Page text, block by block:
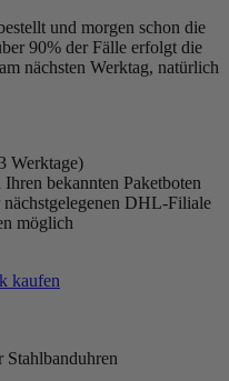
und morgen schon die
90% der Fälle erfolgt die
nächsten Werktag, natürlich
Werktage)
bekannten Paketboten
DHL-Filiale
möglich
kaufen